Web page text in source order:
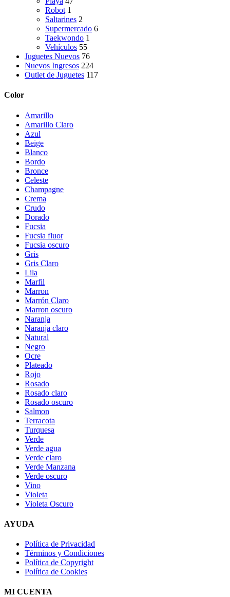
Robot 1
Saltarines 2
Supermercado 6
Taekwondo 1
Vehículos 55
Juguetes Nuevos 76
Nuevos Ingresos 224
Outlet de Juguetes 117
Color
Amarillo
Amarillo Claro
Azul
Beige
Blanco
Bordo
Bronce
Celeste
Champagne
Crema
Crudo
Dorado
Fucsia
Fucsia fluor
Fucsia oscuro
Gris
Gris Claro
Lila
Marfil
Marron
Marrón Claro
Marron oscuro
Naranja
Naranja claro
Natural
Negro
Ocre
Plateado
Rojo
Rosado
Rosado claro
Rosado oscuro
Salmon
Terracota
Turquesa
Verde
Verde agua
Verde claro
Verde Manzana
Verde oscuro
Vino
Violeta
Violeta Oscuro
AYUDA
Política de Privacidad
Términos y Condiciones
Política de Copyright
Política de Cookies
MI CUENTA